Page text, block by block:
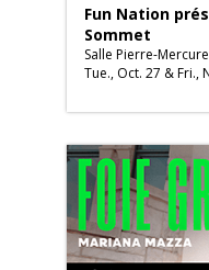
Fun Nation
Sommet
Salle Pierre-Mercure
Tue., Oct. 27 & Fri.,